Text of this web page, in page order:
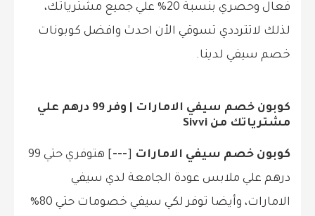
فعال وحصري بنسبة 20% علي جميع مشترياتك،
لذلك لاتترددي تسوقي الأن احدث وافضل كوبونات
خصم سيفي لدينا.
كوبون خصم سيفي الامارات | وفر 99 درهم علي
مشترياتك من Sivvi
كوبون خصم سيفي الامارات ---
] هتوفري حتي 99
درهم علي ملابس عودة الجامعة لدي سيفي
الامارات، وأيضا توفر لكي سيفي خصومات حتي 80%